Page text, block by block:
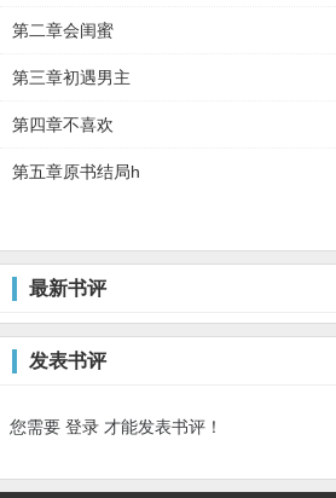
第二章会闺蜜
第三章初遇男主
第四章不喜欢
第五章原书结局h
最新书评
发表书评
您需要 登录 才能发表书评！